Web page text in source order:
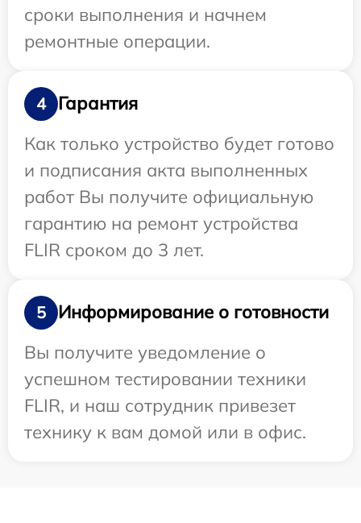
сроки выполнения и начнем
ремонтные операции.
4
Гарантия
Как только устройство будет готово
и подписания акта выполненных
работ Вы получите официальную
гарантию на ремонт устройства
FLIR сроком до 3 лет.
5
Информирование о готовности
Вы получите уведомление о
успешном тестировании техники
FLIR, и наш сотрудник привезет
технику к вам домой или в офис.